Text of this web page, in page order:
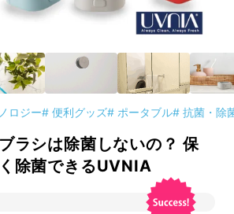
ロジー# 便利グッズ# ポータブル# 抗菌・除
ラシは除菌しないの？ 保
除菌できるUVNIA